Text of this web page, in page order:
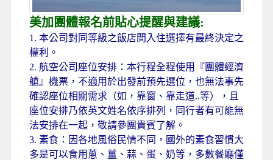
美加團體報名前貼心提醒與建議:
1. 本公司對同等級之飯店間入住選擇有最終決定之
權利。
2. 航空公司座位安排：本行程全程使用『團體經濟
艙』機票，不適用於出發前預先選位，也無法事先
確認座位相關需求（如，靠窗、靠走道..等），且
座位安排乃依英文姓名依序排列，同行者有可能無
法安排在一起，敬請參團貴賓了解。
3. 素食：因各地風俗民情不同，國外的素食習慣大
多是可以食用蔥、薑、蒜、蛋、奶等，多數餐廳僅